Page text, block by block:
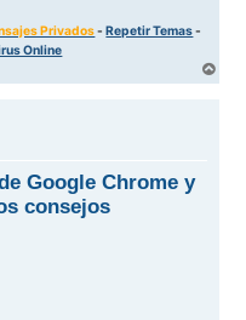
Privados-Repetir Temas-
Online
r
Google Chrome y
consejos